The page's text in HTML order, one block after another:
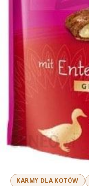
KARMY DLA KOTÓW